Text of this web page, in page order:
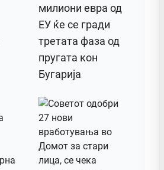
милиони евра од
ЕУ ќе се гради
третата фаза од
пругата кон
Бугарија